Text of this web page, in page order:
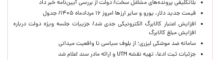
بلاتکلیفی پرونده‌های مشاغل سخت/ دولت از بررسی آیین‌نامه خبر داد
قیمت جدید دلار، یورو و سایر ارزها امروز ۱۶ مردادماه ۱۴۰۵/ جدول
افزایش اعتبار کالابرگ الکترونیکی جدی شد/ جزییات جلسه ویژه دولت درباره
افزایش مبلغ کالابرگ
سامانه ضد موشکی لیزری؛ از بلوف سیاسی تا واقعیت میدانی
جزئیات ثبت ادعا، تهیه نقشه UTM و ارائه مادر سند اعلام شد